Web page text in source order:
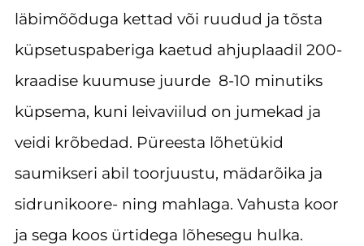
läbimõõduga kettad või ruudud ja tõsta
küpsetuspaberiga kaetud ahjuplaadil 200-
kraadise kuumuse juurde 8-10 minutiks
küpsema, kuni leivaviilud on jumekad ja
veidi krõbedad. Püreesta lõhetükid
saumikseri abil toorjuustu, mädarõika ja
sidrunikoore- ning mahlaga. Vahusta koor
ja sega koos ürtidega lõhesegu hulka.